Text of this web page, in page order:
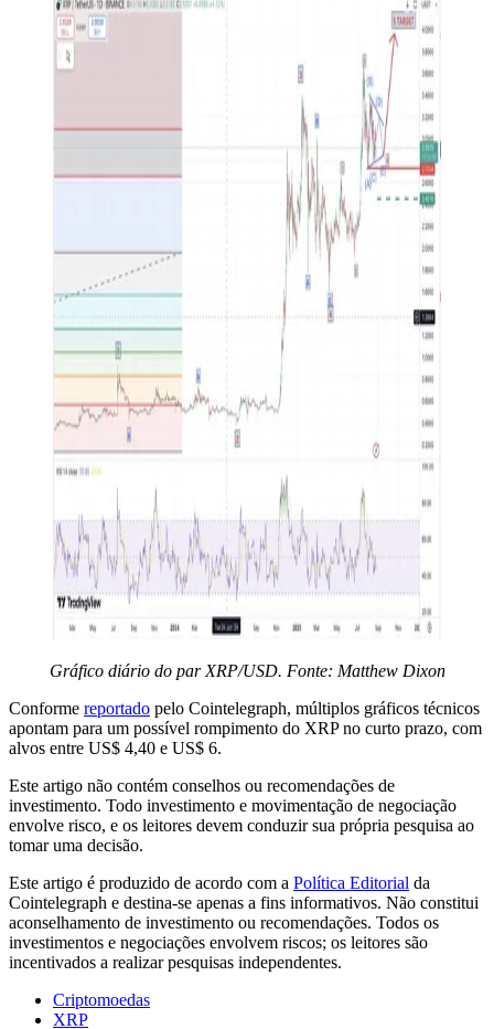
Gráfico diário do par XRP/USD. Fonte: Matthew Dixon
Conforme reportado pelo Cointelegraph, múltiplos gráficos técnicos
apontam para um possível rompimento do XRP no curto prazo, com
alvos entre US$ 4,40 e US$ 6.
Este artigo não contém conselhos ou recomendações de
investimento. Todo investimento e movimentação de negociação
envolve risco, e os leitores devem conduzir sua própria pesquisa ao
tomar uma decisão.
Este artigo é produzido de acordo com a Política Editorial da
Cointelegraph e destina-se apenas a fins informativos. Não constitui
aconselhamento de investimento ou recomendações. Todos os
investimentos e negociações envolvem riscos; os leitores são
incentivados a realizar pesquisas independentes.
Criptomoedas
XRP